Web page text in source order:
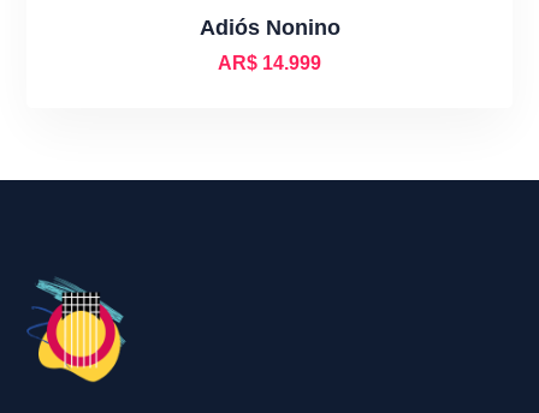
Adiós Nonino
AR$ 14.999